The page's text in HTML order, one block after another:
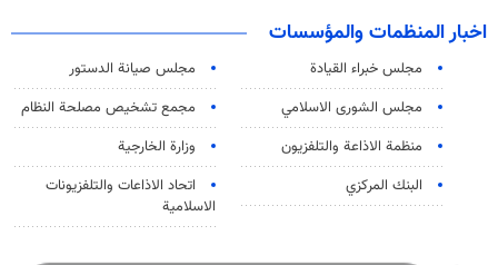
اخبار المنظمات والمؤسسات
مجلس خبراء القيادة
مجلس صيانة الدستور
مجلس الشورى الاسلامي
مجمع تشخيص مصلحة النظام
منظمة الاذاعة والتلفزیون
وزارة الخارجية
البنك المركزي
اتحاد الاذاعات والتلفزيونات
الاسلامية